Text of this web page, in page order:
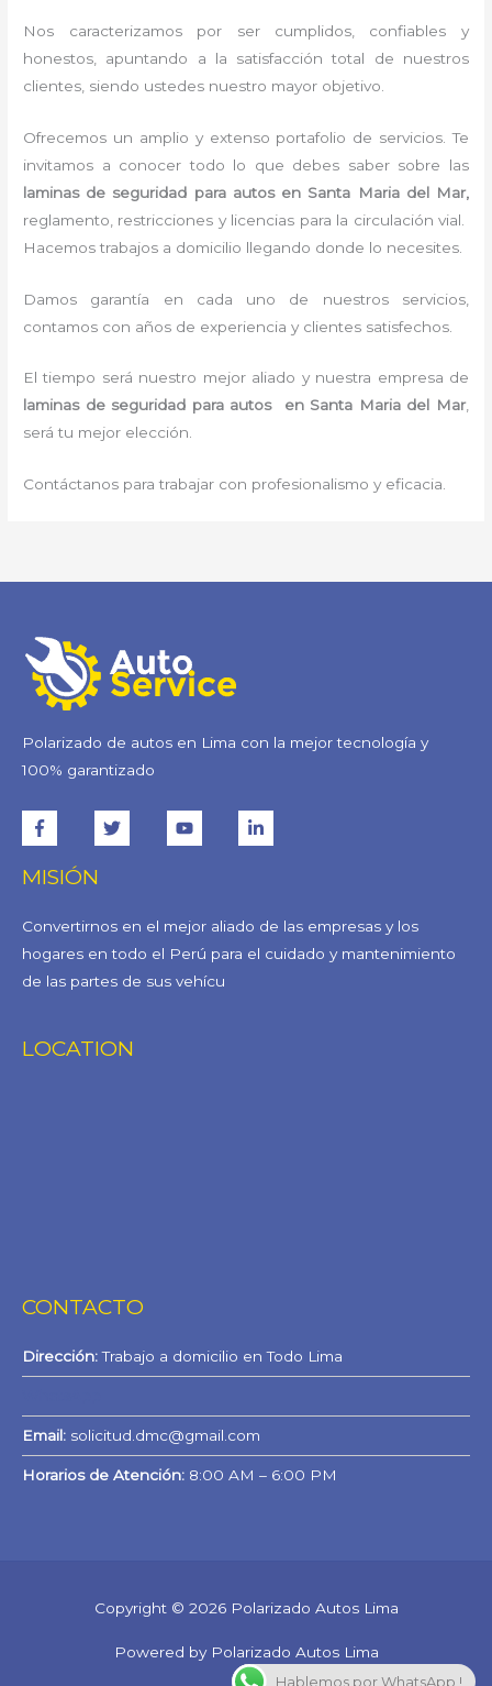
Nos caracterizamos por ser cumplidos, confiables y
honestos, apuntando a la satisfacción total de nuestros
clientes, siendo ustedes nuestro mayor objetivo.
Ofrecemos un amplio y extenso portafolio de servicios. Te
invitamos a conocer todo lo que debes saber sobre las
laminas de seguridad para autos en Santa Maria del Mar,
reglamento, restricciones y licencias para la circulación vial.
Hacemos trabajos a domicilio llegando donde lo necesites.
Damos garantía en cada uno de nuestros servicios,
contamos con años de experiencia y clientes satisfechos.
El tiempo será nuestro mejor aliado y nuestra empresa de
laminas de seguridad para autos en Santa Maria del Mar,
será tu mejor elección.
Contáctanos para trabajar con profesionalismo y eficacia.
Polarizado de autos en Lima con la mejor tecnología y
100% garantizado
MISIÓN
Convertirnos en el mejor aliado de las empresas y los
hogares en todo el Perú para el cuidado y mantenimiento
de las partes de sus vehícu
LOCATION
CONTACTO
Dirección:Trabajo a domicilio en Todo Lima
Email: solicitud.dmc@gmail.com
Horarios de Atención: 8:00 AM – 6:00 PM
Copyright © 2026 Polarizado Autos Lima
Powered by Polarizado Autos Lima
Hablemos por WhatsApp !